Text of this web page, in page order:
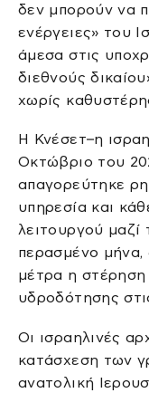
δεν μπορούν να
ενέργειες» του
άμεσα στις
διεθνούς
χωρίς
Η Κνέσετ–η
Οκτώβριο του
απαγορεύτηκε
υπηρεσία και
λειτουργού
περασμένο μήνα,
μέτρα η στέρηση
υδροδότησης
Οι ισραηλινές
κατάσχεση των
ανατολική